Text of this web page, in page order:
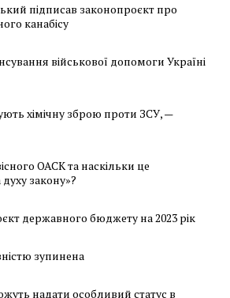
підписав законопроєкт про
канабісу
військової допомоги Україні
хімічну зброю проти ЗСУ, —
ОАСК та наскільки це
духу закону»?
державного бюджету на 2023 рік
зупинена
надати особливий статус в